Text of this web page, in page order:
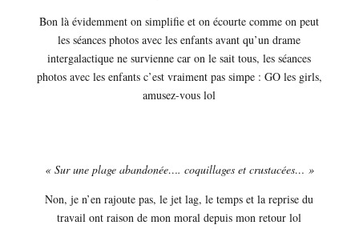
Bon là évidemment on simplifie et on écourte comme on peut
les séances photos avec les enfants avant qu’un drame
intergalactique ne survienne car on le sait tous, les séances
photos avec les enfants c’est vraiment pas simpe : GO les girls,
amusez-vous lol
« Sur une plage abandonée…. coquillages et crustacées… »
Non, je n’en rajoute pas, le jet lag, le temps et la reprise du
travail ont raison de mon moral depuis mon retour lol